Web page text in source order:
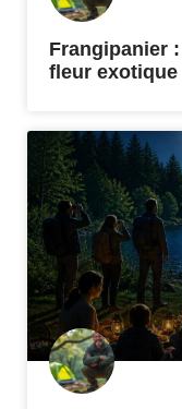
Frangipanier
fleur